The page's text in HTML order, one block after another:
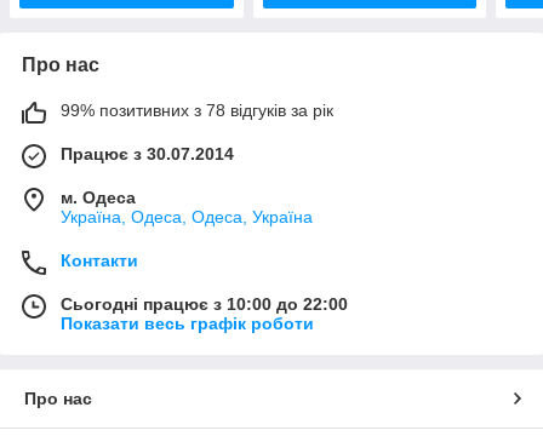
Про нас
99% позитивних з 78 відгуків за рік
Працює з 30.07.2014
м. Одеса
Україна, Одеса, Одеса, Україна
Контакти
Сьогодні працює з 10:00 до 22:00
Показати весь графік роботи
Про нас